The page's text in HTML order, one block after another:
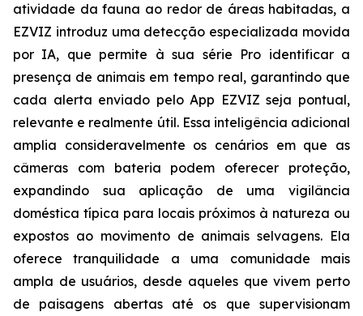
atividade da fauna ao redor de áreas habitadas, a
EZVIZ introduz uma detecção especializada movida
por IA, que permite à sua série Pro identificar a
presença de animais em tempo real, garantindo que
cada alerta enviado pelo App EZVIZ seja pontual,
relevante e realmente útil. Essa inteligência adicional
amplia consideravelmente os cenários em que as
câmeras com bateria podem oferecer proteção,
expandindo sua aplicação de uma vigilância
doméstica típica para locais próximos à natureza ou
expostos ao movimento de animais selvagens. Ela
oferece tranquilidade a uma comunidade mais
ampla de usuários, desde aqueles que vivem perto
de paisagens abertas até os que supervisionam